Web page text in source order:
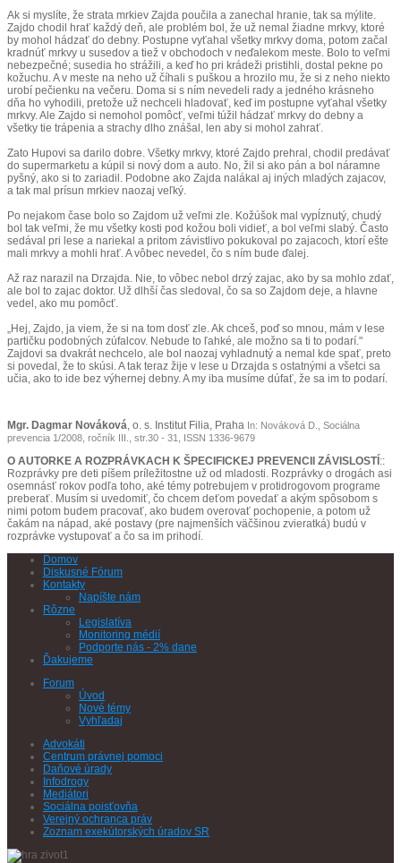
Ak si myslíte, že strata mrkiev Zajda poučila a zanechal hranie, tak sa mýlite.
Zajdo chodil hrať každý deň, ale problém bol, že už nemal žiadne mrkvy, ktoré
by mohol hádzať do debny. Postupne vyťahal všetky mrkvy doma, potom začal
kradnúť mrkvy u susedov a tiež v obchodoch v neďalekom meste. Bolo to veľmi
nebezpečné; susedia ho strážili, a keď ho pri krádeži pristihli, dostal pekne po
kožuchu. A v meste na neho už číhali s puškou a hrozilo mu, že si z neho niekto
urobí pečienku na večeru. Doma si s ním nevedeli rady a jedného krásneho
dňa ho vyhodili, pretože už nechceli hladovať, keď im postupne vyťahal všetky
mrkvy. Ale Zajdo si nemohol pomôcť, veľmi túžil hádzať mrkvy do debny a
všetky tie trápenia a strachy dlho znášal, len aby si mohol zahrať.
Zato Hupovi sa darilo dobre. Všetky mrkvy, ktoré Zajdo prehral, chodil predávať
do supermarketu a kúpil si nový dom a auto. No, žil si ako pán a bol náramne
pyšný, ako si to zariadil. Podobne ako Zajda nalákal aj iných mladých zajacov,
a tak mal prísun mrkiev naozaj veľký.
Po nejakom čase bolo so Zajdom už veľmi zle. Kožúšok mal vypĺznutý, chudý
bol tak veľmi, že mu všetky kosti pod kožou boli vidieť, a bol veľmi slabý. Často
sedával pri lese a nariekal a pritom závistlivo pokukoval po zajacoch, ktorí ešte
mali mrkvy a mohli hrať. A vôbec nevedel, čo s ním bude ďalej.
Až raz narazil na Drzajda. Nie, to vôbec nebol drzý zajac, ako by sa mohlo zdať,
ale bol to zajac doktor. Už dlhší čas sledoval, čo sa so Zajdom deje, a hlavne
vedel, ako mu pomôcť.
„Hej, Zajdo, ja viem, že si na tom dosť zle. Ak chceš, poď so mnou, mám v lese
partičku podobných zúfalcov. Nebude to ľahké, ale možno sa ti to podarí."
Zajdovi sa dvakrát nechcelo, ale bol naozaj vyhladnutý a nemal kde spať, preto
si povedal, že to skúsi. A tak teraz žije v lese u Drzajda s ostatnými a všetci sa
učia, ako to ide bez výhernej debny. A my iba musíme dúfať, že sa im to podarí.
Mgr. Dagmar Nováková , o. s. Institut Filia, Praha In: Nováková D., Sociálna
prevencia 1/2008, ročník III., str.30 - 31, ISSN 1336-9679
O AUTORKE A ROZPRÁVKACH K ŠPECIFICKEJ PREVENCII ZÁVISLOSTÍ::
Rozprávky pre deti píšem príležitostne už od mladosti. Rozprávky o drogách asi
osemnásť rokov podľa toho, aké témy potrebujem v protidrogovom programe
preberať. Musím si uvedomiť, čo chcem deťom povedať a akým spôsobom s
nimi potom budem pracovať, ako budem overovať pochopenie, a potom už
čakám na nápad, aké postavy (pre najmenších väčšinou zvieratká) budú v
rozprávke vystupovať a čo sa im prihodí.
Domov
Diskusné Fórum
Kontakty
Napíšte nám
Rôzne
Legislatíva
Monitoring médií
Podporte nás - 2% dane
Ďakujeme
Forum
Úvod
Nové témy
Vyhľadaj
Advokáti
Centrum právnej pomoci
Daňové úrady
Infodrogy
Mediátori
Sociálna poisťovňa
Verejný ochranca práv
Zoznam exekútorských úradov SR